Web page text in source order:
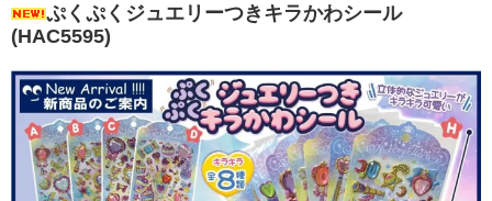
ぷくぷくジュエリーつきキラかわシール
(HAC5595)